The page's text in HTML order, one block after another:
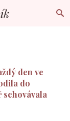
den ve
do
schovávala